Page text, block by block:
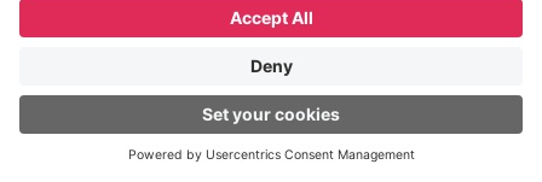
uma solução 360°, que permite
logística reversa. Podemos
verificar, analisar, recondicionar e
reintegrar equipamentos à cadeia,